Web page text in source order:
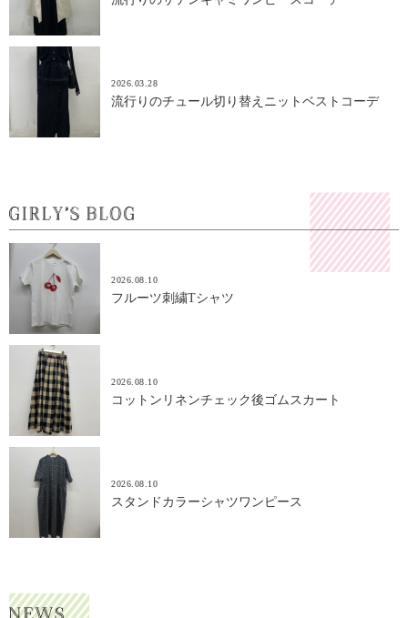
2026.03.28
流行りのチュール切り替えニットベストコーデ
2026.08.10
フルーツ刺繍Tシャツ
2026.08.10
コットンリネンチェック後ゴムスカート
2026.08.10
スタンドカラーシャツワンピース